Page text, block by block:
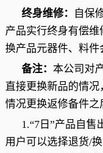
终身维修：
自保
产品实行终身有偿
换产品元器件、料件
备注： 本公司对
直接更换新品的情
情况更换返修备件之
1.“7日”产品自售
用户可以选择退货/